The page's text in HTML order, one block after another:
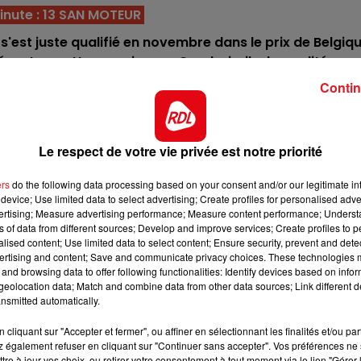
LES APRÈS-MIDI QUI CHANTENT
: 13 SAN MOTEUR
juste qualifié en novembre dans le prix de
top cette semaine sur Grosbois, il a la qualité
mieux dans les rangs français en tant que fiabilité, il
Tous les feux sont au vert pour entendre retentir la
la préparatoire, et a ensuite fait de l'entretien. Déf
en haute estime et prêt pour le grand rendez-vous.
de l'édition 2024, il sera à 8 ans pieds nus pour la
ce crack français a de légitimes ambitions pour la
rencontrer le gratin, après avoir remporté le
et même si elle ne pourra prendre tête et corde, sa
le quinté.
le doublé Cornulier - Amérique. Ce cheval posséde
16h00 - 19h00
Le Jukebox RDL
Le respect de votre vie privée est notre priorité
do the following data processing based on your consent and/or our legitimate
Use limited data to select advertising; Create profiles for personalised
Measure advertising performance; Measure content performance;
of data from different sources; Develop and improve services; Create profiles to
content; Use limited data to select content; Ensure security, prevent and
and content; Save and communicate privacy choices. These technologies
browsing data to offer following functionalities: Identify devices based on
data; Match and combine data from other data sources; Link different
automatically.
cliquant sur "Accepter et fermer", ou affiner en sélectionnant les finalités et/ou
également refuser en cliquant sur "Continuer sans accepter". Vos préférences